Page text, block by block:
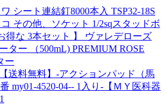
シート連結釘8000本入 TSP32-18S
その他、ソケット 1/2sqスタッドボ
得な 3本セット 】 ヴァレデローズ
ター （500mL) PREMIUM ROSE
ー
送料無料】-アクションパッド（馬
my01-4520-04-- 1入り-【ＭＹ医科器